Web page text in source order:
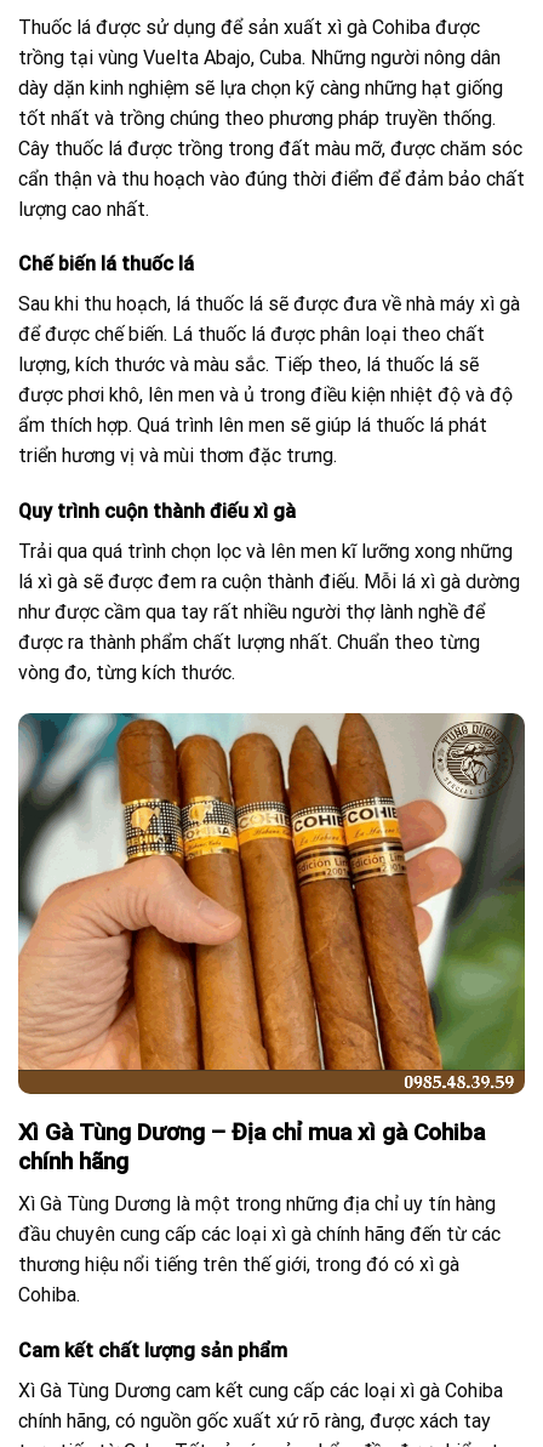
Thuốc lá được sử dụng để sản xuất xì gà Cohiba được
trồng tại vùng Vuelta Abajo, Cuba. Những người nông dân
dày dặn kinh nghiệm sẽ lựa chọn kỹ càng những hạt giống
tốt nhất và trồng chúng theo phương pháp truyền thống.
Cây thuốc lá được trồng trong đất màu mỡ, được chăm sóc
cẩn thận và thu hoạch vào đúng thời điểm để đảm bảo chất
lượng cao nhất.
Chế biến lá thuốc lá
Sau khi thu hoạch, lá thuốc lá sẽ được đưa về nhà máy xì gà
để được chế biến. Lá thuốc lá được phân loại theo chất
lượng, kích thước và màu sắc. Tiếp theo, lá thuốc lá sẽ
được phơi khô, lên men và ủ trong điều kiện nhiệt độ và độ
ẩm thích hợp. Quá trình lên men sẽ giúp lá thuốc lá phát
triển hương vị và mùi thơm đặc trưng.
Quy trình cuộn thành điếu xì gà
Trải qua quá trình chọn lọc và lên men kĩ lưỡng xong những
lá xì gà sẽ được đem ra cuộn thành điếu. Mỗi lá xì gà dường
như được cầm qua tay rất nhiều người thợ lành nghề để
được ra thành phẩm chất lượng nhất. Chuẩn theo từng
vòng đo, từng kích thước.
Xì Gà Tùng Dương – Địa chỉ mua xì gà Cohiba
chính hãng
Xì Gà Tùng Dương là một trong những địa chỉ uy tín hàng
đầu chuyên cung cấp các loại xì gà chính hãng đến từ các
thương hiệu nổi tiếng trên thế giới, trong đó có xì gà
Cohiba.
Cam kết chất lượng sản phẩm
Xì Gà Tùng Dương cam kết cung cấp các loại xì gà Cohiba
chính hãng, có nguồn gốc xuất xứ rõ ràng, được xách tay